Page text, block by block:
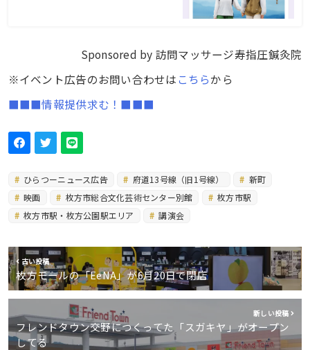
Sponsored by 訪問マッサージ寿指圧鍼灸院
※イベント広告のお問い合わせは こちらから
■■■情報提供求む！■■■
ひらつーニュース広告 府道13号線（旧1号線）
新町
映画
枚方市総合文化芸術センター別館
枚方市駅
枚方市駅・枚方公園駅エリア
講演会
古い投稿
枚方モールの「EeNA」が6月20日で閉店
新しい投稿
フレンドタウン交野につくってた「スガキヤ」がオープン
してる